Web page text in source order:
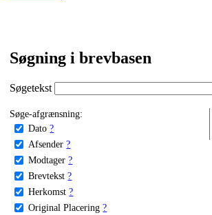
Søgning i brevbasen
Søgetekst
Søge-afgrænsning:
Dato ?
Afsender ?
Modtager ?
Brevtekst ?
Herkomst ?
Original Placering ?